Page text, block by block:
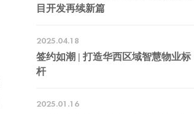
目开发再续新篇
2025.04.18
签约如潮 | 打造华西区域智慧物业标
杆
2025.01.16